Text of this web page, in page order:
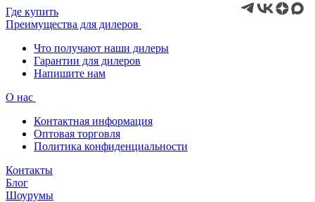
Где купить
Преимущества для дилеров
Что получают наши дилеры
Гарантии для дилеров
Напишите нам
О нас
Контактная информация
Оптовая торговля
Политика конфиденциальности
Контакты
Блог
Шоурумы